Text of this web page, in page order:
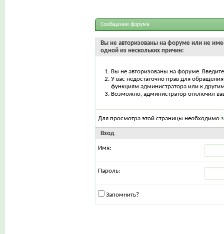
Сообщение форума
Вы не авторизованы на форуме или не
одной из нескольких причин:
Вы не авторизованы на форуме.
У вас недостаточно прав для
функциям администратора или к
Возможно, администратор отключил
Для просмотра этой страницы необходимо
Вход
Имя:
Пароль:
Запомнить?